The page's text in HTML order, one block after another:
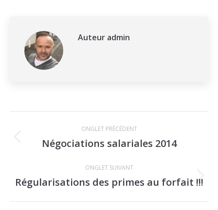
Auteur admin
Navigation
de
commentaire
ONGLET PRÉCÉDENT
Onglet
Négociations salariales 2014
ONGLET SUIVANT
Onglet
Régularisations des primes au forfait !!!